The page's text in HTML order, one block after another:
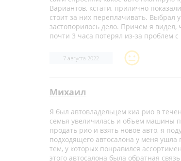
Вариантов, кстати, прилично
стоит за них переплачивать. Выбрал
застопорилось дело. Причем я видел,
почти 3 часа потерял из-за проблем с
7 августа 2022
Михаил
Я был автовладельцем киа рио в
семья увеличилась и объем машины
продать рио и взять новое авто, я
подходящего автосалона у меня
тем, у которых понравился
этого автосалона была обратная